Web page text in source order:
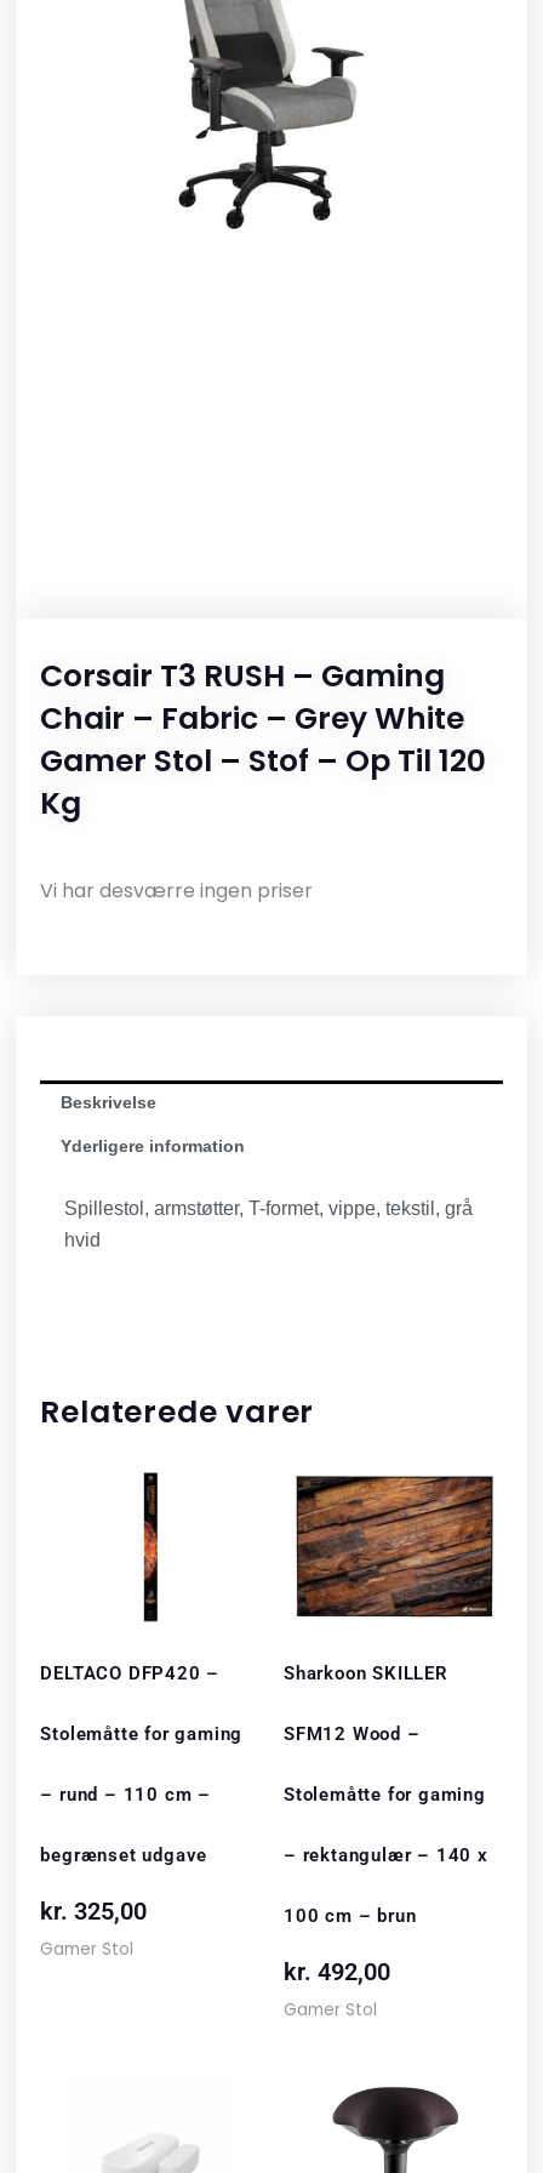
Corsair T3 RUSH – Gaming
Chair – Fabric – Grey White
Gamer Stol – Stof – Op Til 120
Kg
Vi har desværre ingen priser
Beskrivelse
Yderligere information
Spillestol, armstøtter, T-formet, vippe, tekstil, grå
hvid
Relaterede varer
DELTACO DFP420 –
Stolemåtte for gaming
– rund – 110 cm –
begrænset udgave
kr. 325,00
Gamer Stol
Sharkoon SKILLER
SFM12 Wood –
Stolemåtte for gaming
– rektangulær – 140 x
100 cm – brun
kr. 492,00
Gamer Stol